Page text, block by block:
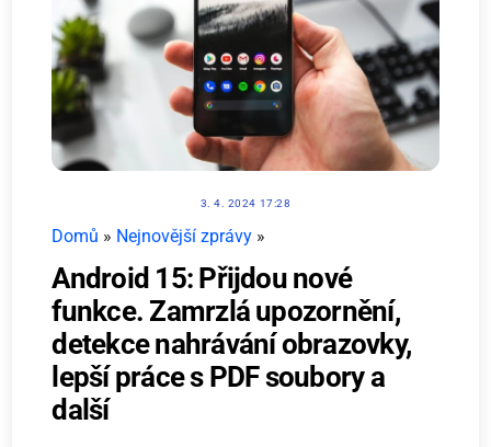
3. 4. 2024 17:28
Domů » Nejnovější zprávy »
Android 15: Přijdou nové
funkce. Zamrzlá upozornění,
detekce nahrávání obrazovky,
lepší práce s PDF soubory a
další